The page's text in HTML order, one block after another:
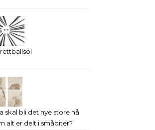
skal bli det nye store nå
alt er delt i småbiter?